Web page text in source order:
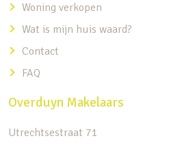
Woning verkopen
Wat is mijn huis waard?
Contact
FAQ
Overduyn Makelaars
Utrechtsestraat 71